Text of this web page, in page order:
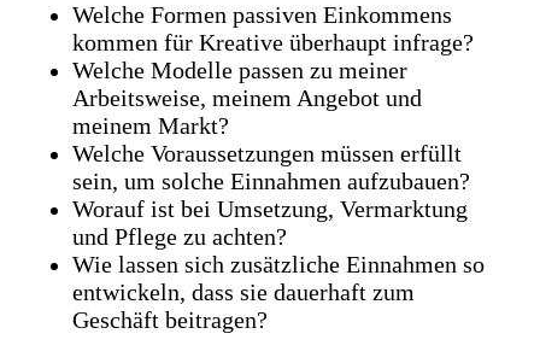
Welche Formen passiven Einkommens
kommen für Kreative überhaupt infrage?
Welche Modelle passen zu meiner
Arbeitsweise, meinem Angebot und
meinem Markt?
Welche Voraussetzungen müssen erfüllt
sein, um solche Einnahmen aufzubauen?
Worauf ist bei Umsetzung, Vermarktung
und Pflege zu achten?
Wie lassen sich zusätzliche Einnahmen so
entwickeln, dass sie dauerhaft zum
Geschäft beitragen?